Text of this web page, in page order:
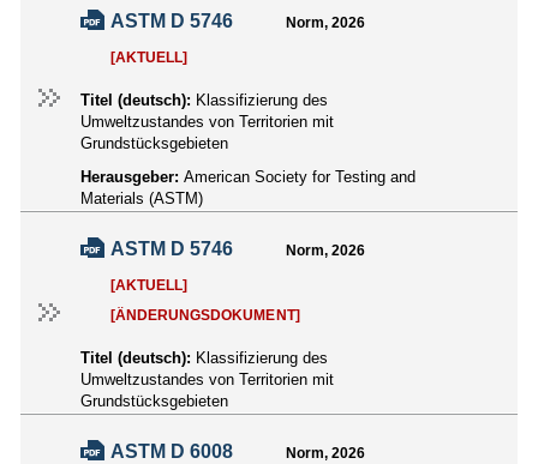
ASTM D 5746 Norm, 2026
[AKTUELL]
Titel (deutsch): Klassifizierung des
Umweltzustandes von Territorien mit
Grundstücksgebieten
Herausgeber: American Society for Testing and
Materials (ASTM)
ASTM D 5746 Norm, 2026
[AKTUELL]
[ÄNDERUNGSDOKUMENT]
Titel (deutsch): Klassifizierung des
Umweltzustandes von Territorien mit
Grundstücksgebieten
ASTM D 6008 Norm, 2026